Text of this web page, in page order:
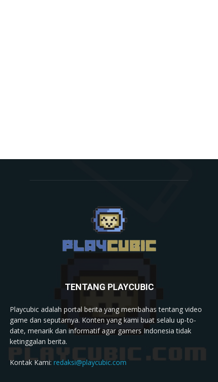
TENTANG PLAYCUBIC
Playcubic adalah portal berita yang membahas tentang video
game dan seputarnya. Konten yang kami buat selalu up-to-
date, menarik dan informatif agar gamers Indonesia tidak
ketinggalan berita.
Kontak Kami:redaksi@playcubic.com